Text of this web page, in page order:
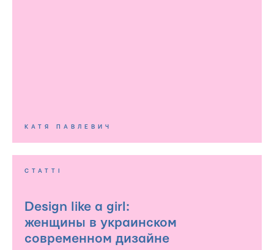
КАТЯ ПАВЛЕВИЧ
СТАТТІ
Design like a girl:
женщины в украинском
современном дизайне